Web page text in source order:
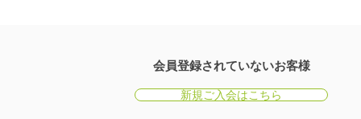
会員登録されていないお客様
新規ご入会はこちら